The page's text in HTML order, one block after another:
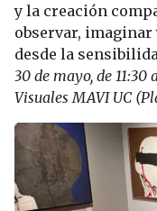
y la creación
observar, imaginar
desde la
30 de mayo, de 11:30
Visuales MAVI UC